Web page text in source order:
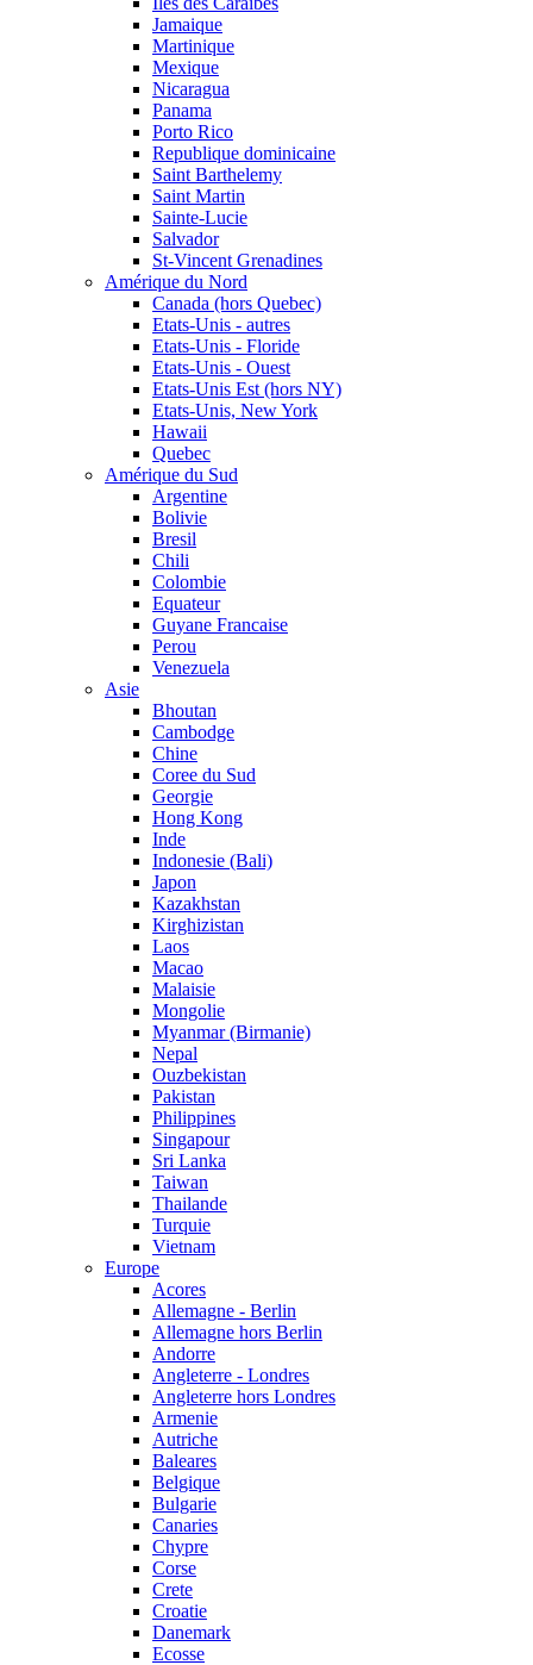
Jamaique
Martinique
Mexique
Nicaragua
Panama
Porto Rico
Republique dominicaine
Saint Barthelemy
Saint Martin
Sainte-Lucie
Salvador
St-Vincent Grenadines
Amérique du Nord
Canada (hors Quebec)
Etats-Unis - autres
Etats-Unis - Floride
Etats-Unis - Ouest
Etats-Unis Est (hors NY)
Etats-Unis, New York
Hawaii
Quebec
Amérique du Sud
Argentine
Bolivie
Bresil
Chili
Colombie
Equateur
Guyane Francaise
Perou
Venezuela
Asie
Bhoutan
Cambodge
Chine
Coree du Sud
Georgie
Hong Kong
Inde
Indonesie (Bali)
Japon
Kazakhstan
Kirghizistan
Laos
Macao
Malaisie
Mongolie
Myanmar (Birmanie)
Nepal
Ouzbekistan
Pakistan
Philippines
Singapour
Sri Lanka
Taiwan
Thailande
Turquie
Vietnam
Europe
Acores
Allemagne - Berlin
Allemagne hors Berlin
Andorre
Angleterre - Londres
Angleterre hors Londres
Armenie
Autriche
Baleares
Belgique
Bulgarie
Canaries
Chypre
Corse
Crete
Croatie
Danemark
Ecosse